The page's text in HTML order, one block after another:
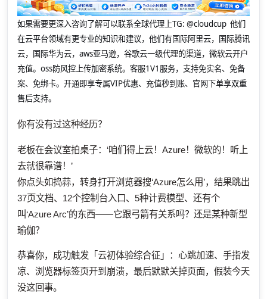
如果需要更深入咨询了解可以联系全球代理上TG: @cloudcup 他们
在云平台领域有更专业的知识和建议，他们有国际阿里云，国际腾讯
云，国际华为云，aws亚马逊，谷歌云一级代理的渠道，微软云开户
充值。oss防风控上传加密系统。客服1V1服务，支持免实名、免备
案、免绑卡。开通即享专属VIP优惠、充值秒到账、官网下单享双重
售后支持。
你有没有过这种经历？
老板在会议室拍桌子：‘咱们得上云！Azure！微软的！听上
去就很靠谱！’
你点头如捣蒜，转身打开浏览器搜‘Azure怎么用’，结果跳出
37页文档、12个控制台入口、5种计费模型、还有个
叫‘Azure Arc’的东西——它跟弓箭有关系吗？还是某种新型
瑜伽？
恭喜你，成功触发「云初体验综合征」：心跳加速、手指发
凉、浏览器标签页开到崩溃，最后默默关掉页面，假装今天
没这回事。